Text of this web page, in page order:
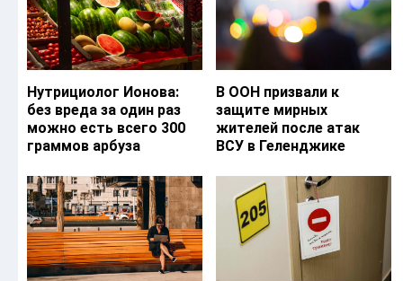
Нутрициолог Ионова:
без вреда за один раз
можно есть всего 300
граммов арбуза
В ООН призвали к
защите мирных
жителей после атак
ВСУ в Геленджике